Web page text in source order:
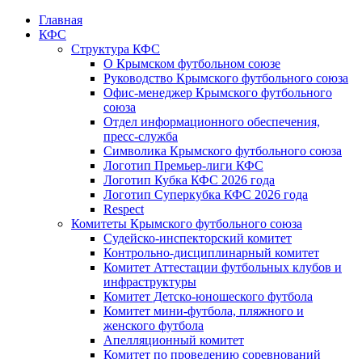
Главная
КФС
Структура КФС
О Крымском футбольном союзе
Руководство Крымского футбольного союза
Офис-менеджер Крымского футбольного
союза
Отдел информационного обеспечения,
пресс-служба
Символика Крымского футбольного союза
Логотип Премьер-лиги КФС
Логотип Кубка КФС 2026 года
Логотип Суперкубка КФС 2026 года
Respect
Комитеты Крымского футбольного союза
Судейско-инспекторский комитет
Контрольно-дисциплинарный комитет
Комитет Аттестации футбольных клубов и
инфраструктуры
Комитет Детско-юношеского футбола
Комитет мини-футбола, пляжного и
женского футбола
Апелляционный комитет
Комитет по проведению соревнований